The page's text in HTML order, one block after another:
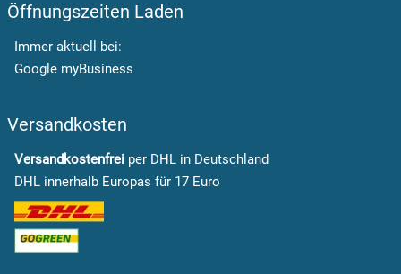
Öffnungszeiten Laden
Immer aktuell bei:
Google myBusiness
Versandkosten
Versandkostenfrei per DHL in Deutschland
DHL innerhalb Europas für 17 Euro